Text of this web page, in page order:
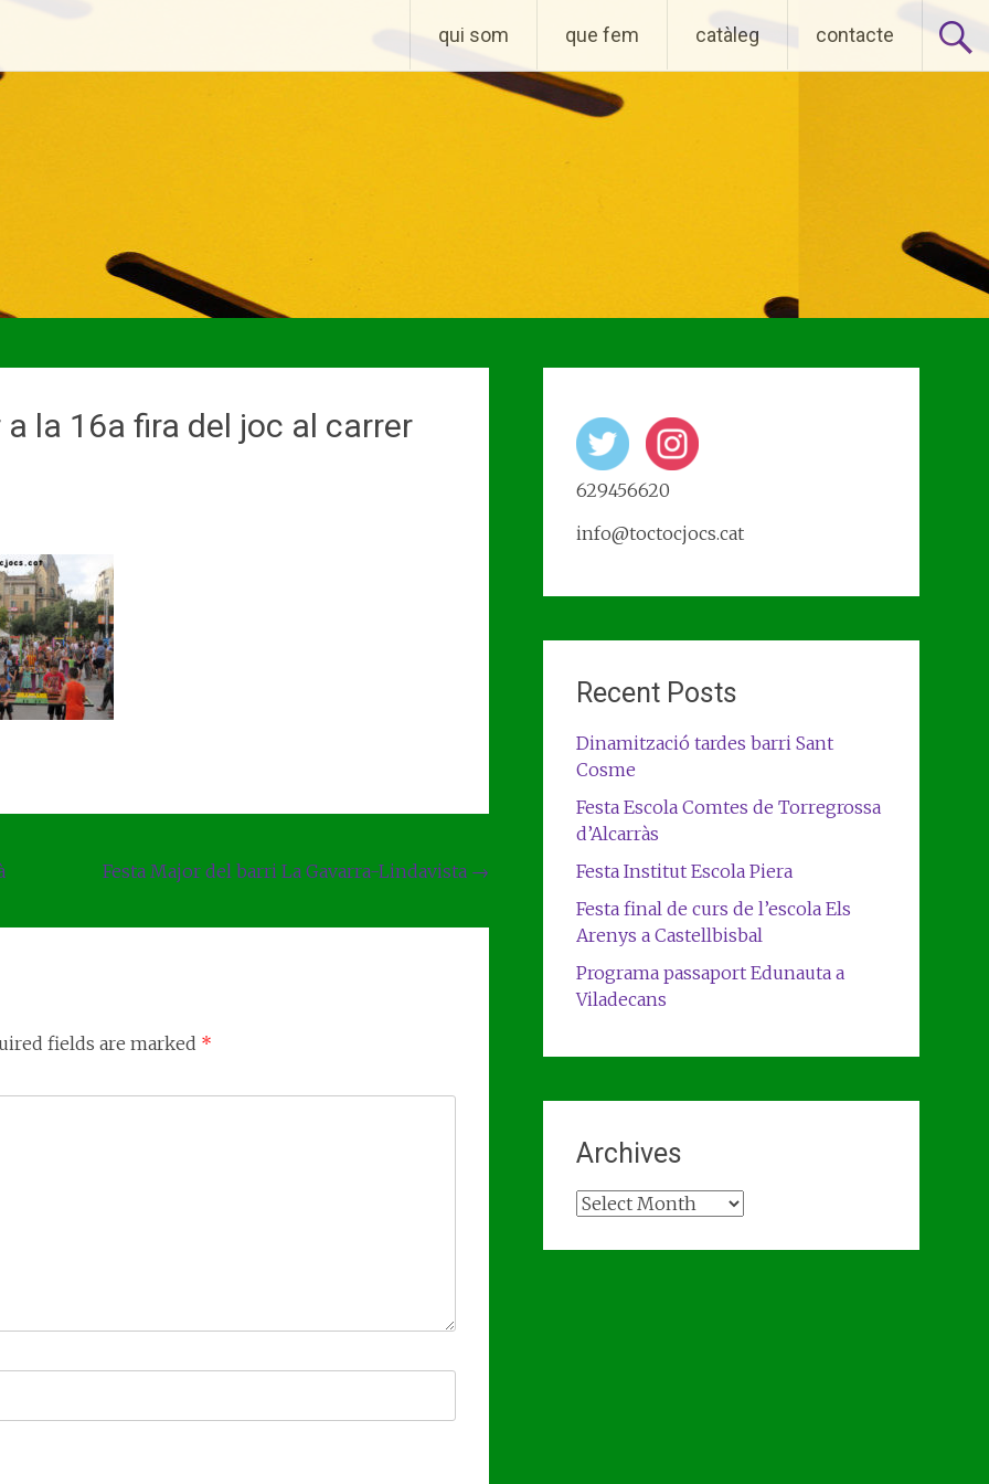
to
qui som que fem catàleg contacte
la 16a fira del joc al carrer
Festa Major del barri La Gavarra-Lindavista →
fields are marked *
629456620
info@toctocjocs.cat
Recent Posts
Dinamització tardes barri Sant
Cosme
Festa Escola Comtes de Torregrossa
d’Alcarràs
Festa Institut Escola Piera
Festa final de curs de l’escola Els
Arenys a Castellbisbal
Programa passaport Edunauta a
Viladecans
Archives
Archives